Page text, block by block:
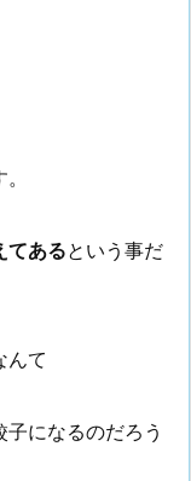
てあるという事だ
んて
になるのだろう